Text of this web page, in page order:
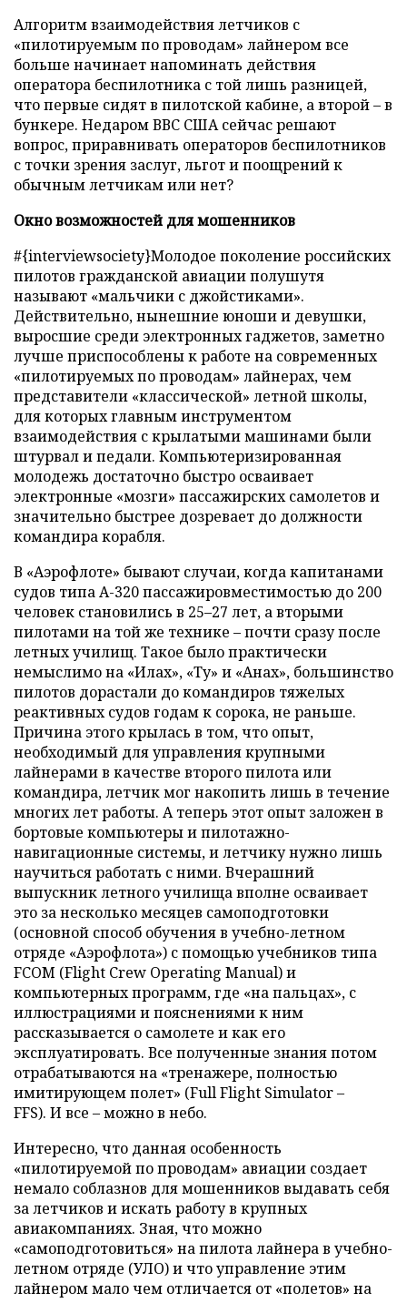
Алгоритм взаимодействия летчиков с
«пилотируемым по проводам» лайнером все
больше начинает напоминать действия
оператора беспилотника с той лишь разницей,
что первые сидят в пилотской кабине, а второй – в
бункере. Недаром ВВС США сейчас решают
вопрос, приравнивать операторов беспилотников
с точки зрения заслуг, льгот и поощрений к
обычным летчикам или нет?
Окно возможностей для мошенников
#{interviewsociety}Молодое поколение российских
пилотов гражданской авиации полушутя
называют «мальчики с джойстиками».
Действительно, нынешние юноши и девушки,
выросшие среди электронных гаджетов, заметно
лучше приспособлены к работе на современных
«пилотируемых по проводам» лайнерах, чем
представители «классической» летной школы,
для которых главным инструментом
взаимодействия с крылатыми машинами были
штурвал и педали. Компьютеризированная
молодежь достаточно быстро осваивает
электронные «мозги» пассажирских самолетов и
значительно быстрее дозревает до должности
командира корабля.
В «Аэрофлоте» бывают случаи, когда капитанами
судов типа А-320 пассажировместимостью до 200
человек становились в 25–27 лет, а вторыми
пилотами на той же технике – почти сразу после
летных училищ. Такое было практически
немыслимо на «Илах», «Ту» и «Анах», большинство
пилотов дорастали до командиров тяжелых
реактивных судов годам к сорока, не раньше.
Причина этого крылась в том, что опыт,
необходимый для управления крупными
лайнерами в качестве второго пилота или
командира, летчик мог накопить лишь в течение
многих лет работы. А теперь этот опыт заложен в
бортовые компьютеры и пилотажно-
навигационные системы, и летчику нужно лишь
научиться работать с ними. Вчерашний
выпускник летного училища вполне осваивает
это за несколько месяцев самоподготовки
(основной способ обучения в учебно-летном
отряде «Аэрофлота») с помощью учебников типа
FCOM (Flight Crew Operating Manual) и
компьютерных программ, где «на пальцах», с
иллюстрациями и пояснениями к ним
рассказывается о самолете и как его
эксплуатировать. Все полученные знания потом
отрабатываются на «тренажере, полностью
имитирующем полет» (Full Flight Simulator –
FFS). И все – можно в небо.
Интересно, что данная особенность
«пилотируемой по проводам» авиации создает
немало соблазнов для мошенников выдавать себя
за летчиков и искать работу в крупных
авиакомпаниях. Зная, что можно
«самоподготовиться» на пилота лайнера в учебно-
летном отряде (УЛО) и что управление этим
лайнером мало чем отличается от «полетов» на